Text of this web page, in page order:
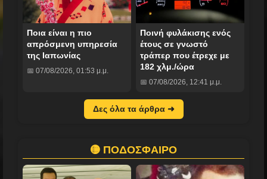
Ποια είναι η πιο
απρόσμενη υπηρεσία
της Ιαπωνίας
📅 07/08/2026, 01:53 μ.μ.
Ποινή φυλάκισης ενός
έτους σε γνωστό
τράπερ που έτρεχε με
182 χλμ./ώρα
📅 07/08/2026, 12:41 μ.μ.
Δες όλα τα άρθρα ➜
🟡 ΠΟΔΟΣΦΑΙΡΟ